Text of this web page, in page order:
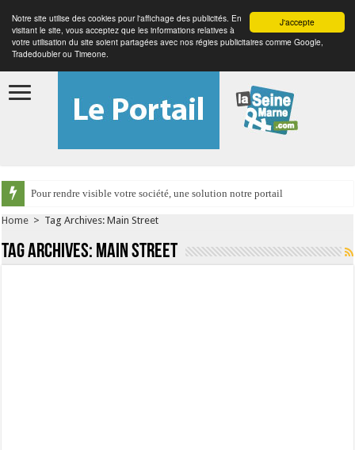
J'accepte
Notre site utilise des cookies pour l'affichage des publicités. En
visitant le site, vous acceptez que les informations relatives à
votre utilisation du site soient partagées avec nos régies publicitaires comme Google,
Tradedoubler ou Timeone.
Pour rendre visible votre société, une solution notre portail
Home > Tag Archives: Main Street
Tag Archives: Main Street